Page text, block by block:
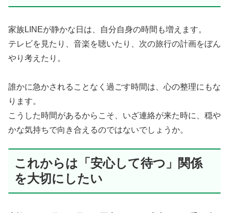
家族LINEが静かな日は、自分自身の時間も増えます。
テレビを見たり、音楽を聴いたり、次の旅行の計画をぼん
やり考えたり。
誰かに急かされることなく過ごす時間は、心の整理にもな
ります。
こうした時間があるからこそ、いざ連絡が来た時に、穏や
かな気持ちで向き合えるのではないでしょうか。
これからは「安心して待つ」関係
を大切にしたい